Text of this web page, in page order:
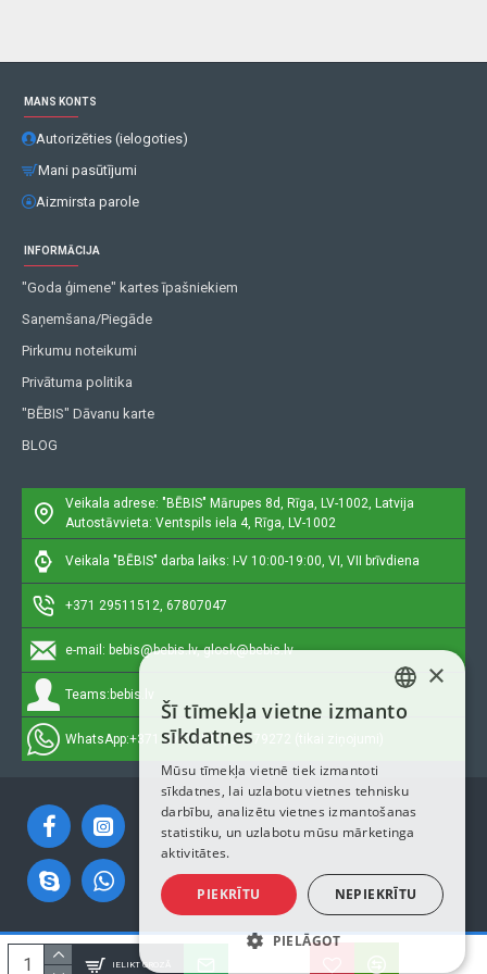
IELIKT GROZĀ
MANS KONTS
Autorizēties (ielogoties)
Mani pasūtījumi
Aizmirsta parole
INFORMĀCIJA
"Goda ģimene" kartes īpašniekiem
Saņemšana/Piegāde
Pirkumu noteikumi
Privātuma politika
"BĒBIS" Dāvanu karte
BLOG
Veikala adrese: "BĒBIS" Mārupes 8d, Rīga, LV-1002, Latvija
Autostāvvieta: Ventspils iela 4, Rīga, LV-1002
Veikala "BĒBIS" darba laiks: I-V 10:00-19:00, VI, VII brīvdiena
+371 29511512, 67807047
e-mail: bebis@bebis.lv, glosk@bebis.lv
Teams: bebis.lv
WhatsApp:+371 29511512, 20579272 (tikai ziņojumi)
Autortiesības © 2023, Bebis.lv, Visas tiesības aizsargātas
LATVIAN
ENGLISH
×
Šī tīmekļa vietne izmanto
sīkdatnes
Mūsu tīmekļa vietnē tiek izmantoti
sīkdatnes, lai uzlabotu vietnes tehnisku
darbību, analizētu vietnes izmantošanas
statistiku, un uzlabotu mūsu mārketinga
aktivitātes.
PIEKRĪTU NEPIEKRĪTU
PIELĀGOT